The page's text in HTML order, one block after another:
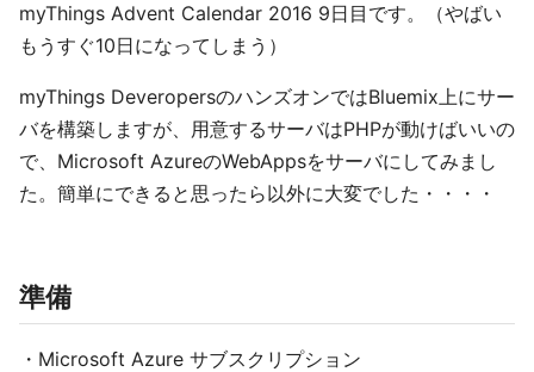
myThings Advent Calendar 2016 9日目です。（やばい
もうすぐ10日になってしまう）
myThings DeveropersのハンズオンではBluemix上にサー
バを構築しますが、用意するサーバはPHPが動けばいいの
で、Microsoft AzureのWebAppsをサーバにしてみまし
た。簡単にできると思ったら以外に大変でした・・・・
準備
・Microsoft Azure サブスクリプション